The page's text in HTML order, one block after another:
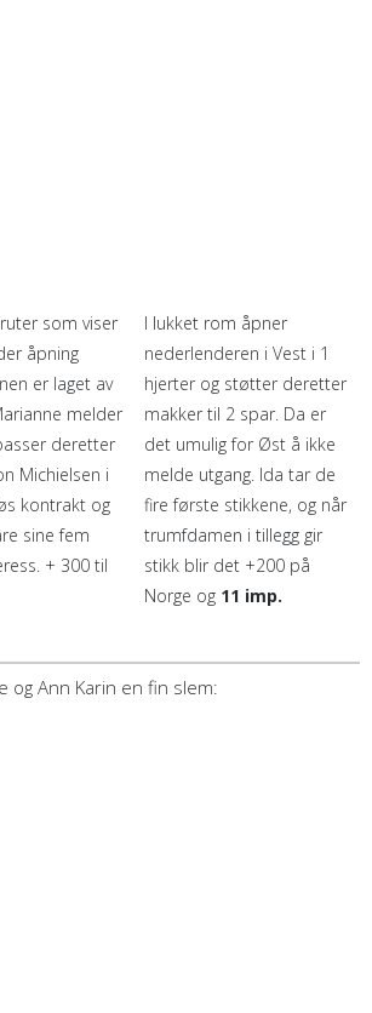
som viser
åpning
er laget av
melder
deretter
Michielsen i
kontrakt og
sine fem
+ 300 til
I lukket rom åpner
nederlenderen i Vest i 1
hjerter og støtter deretter
makker til 2 spar. Da er
det umulig for Øst å ikke
melde utgang. Ida tar de
fire første stikkene, og når
trumfdamen i tillegg gir
stikk blir det +200 på
Norge og 11 imp.
og Ann Karin en fin slem: